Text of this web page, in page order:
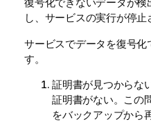
し、サービスの実行が停止
サービスでデータを復号化
す。
証明書が見つからな
証明書がない。この
をバックアップから